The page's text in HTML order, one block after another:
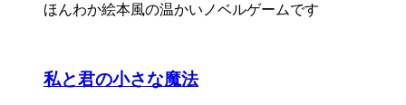
ほんわか絵本風の温かいノベルゲームです
私と君の小さな魔法